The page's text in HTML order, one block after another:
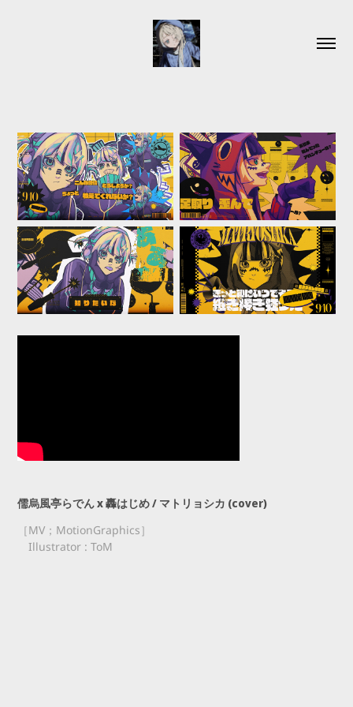
儒烏風亭らでん x 轟はじめ / マトリョシカ (cover)
［MV；MotionGraphics］
Illustrator : ToM